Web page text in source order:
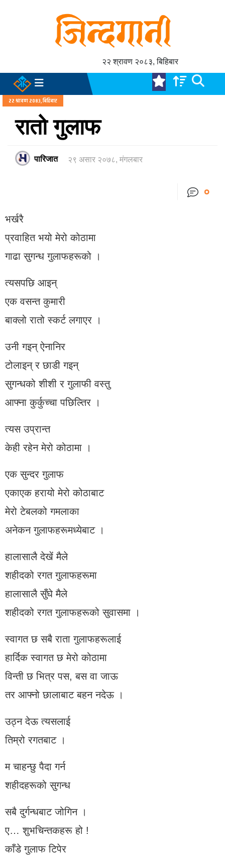
२२ श्रावण २०८३, बिहिबार
२२ श्रावण २०८३, बिहिबार
रातो गुलाफ
पारिजात २९ असार २०७८, मंगलबार
०
भर्खरै
प्रवाहित भयो मेरो कोठामा
गाढा सुगन्ध गुलाफहरूको ।
त्यसपछि आइन्
एक वसन्त कुमारी
बाक्लो रातो स्कर्ट लगाएर ।
उनी गइन् ऐनानिर
टोलाइन् र छाडी गइन्
सुगन्धको शीशी र गुलाफी वस्तु
आफ्ना कुर्कुच्चा पछिल्तिर ।
त्यस उप्रान्त
केही रहेन मेरो कोठामा ।
एक सुन्दर गुलाफ
एकाएक हरायो मेरो कोठाबाट
मेरो टेबलको गमलाका
अनेकन गुलाफहरूमध्येबाट ।
हालासालै देखें मैले
शहीदको रगत गुलाफहरूमा
हालासालै सुँघे मैले
शहीदको रगत गुलाफहरूको सुवासमा ।
स्वागत छ सबै राता गुलाफहरूलाई
हार्दिक स्वागत छ मेरो कोठामा
विन्ती छ भित्र पस, बस वा जाऊ
तर आफ्नो छालाबाट बहन नदेऊ ।
उठ्न देऊ त्यसलाई
तिम्रो रगतबाट ।
म चाहन्छु पैदा गर्न
शहीदहरूको सुगन्ध
सबै दुर्गन्धबाट जोगिन ।
ए… शुभचिन्तकहरू हो !
काँडे गुलाफ टिपेर